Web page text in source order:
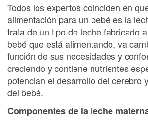
Todos los expertos coinciden en
alimentación para un bebé es la
trata de un tipo de leche fabricado
bebé que está alimentando, va
función de sus necesidades y
creciendo y contiene nutrientes
potencian el desarrollo del cerebro
del bebé.
Componentes de la leche